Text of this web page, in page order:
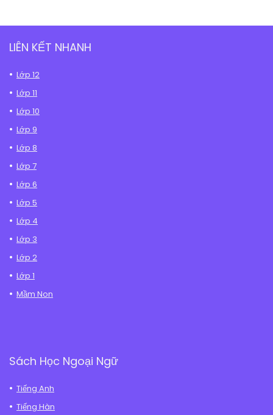
LIÊN KẾT NHANH
Lớp 12
Lớp 11
Lớp 10
Lớp 9
Lớp 8
Lớp 7
Lớp 6
Lớp 5
Lớp 4
Lớp 3
Lớp 2
Lớp 1
Mầm Non
Sách Học Ngoại Ngữ
Tiếng Anh
Tiếng Hàn